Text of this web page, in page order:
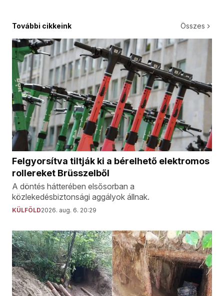
További cikkeink Összes
Felgyorsítva tiltják ki a bérelhető elektromos
rollereket Brüsszelből
A döntés hátterében elsősorban a
közlekedésbiztonsági aggályok állnak.
KÜLFÖLD2026. aug. 6. 20:29